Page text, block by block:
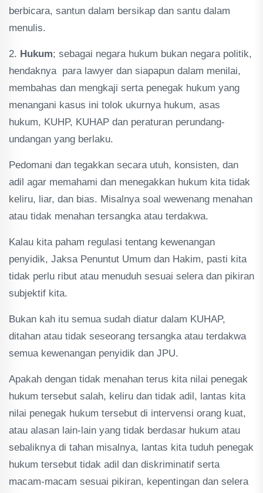
berbicara, santun dalam bersikap dan santu dalam
menulis.
2. Hukum; sebagai negara hukum bukan negara politik,
hendaknya para lawyer dan siapapun dalam menilai,
membahas dan mengkaji serta penegak hukum yang
menangani kasus ini tolok ukurnya hukum, asas
hukum, KUHP, KUHAP dan peraturan perundang-
undangan yang berlaku.
Pedomani dan tegakkan secara utuh, konsisten, dan
adil agar memahami dan menegakkan hukum kita tidak
keliru, liar, dan bias. Misalnya soal wewenang menahan
atau tidak menahan tersangka atau terdakwa.
Kalau kita paham regulasi tentang kewenangan
penyidik, Jaksa Penuntut Umum dan Hakim, pasti kita
tidak perlu ribut atau menuduh sesuai selera dan pikiran
subjektif kita.
Bukan kah itu semua sudah diatur dalam KUHAP,
ditahan atau tidak seseorang tersangka atau terdakwa
semua kewenangan penyidik dan JPU.
Apakah dengan tidak menahan terus kita nilai penegak
hukum tersebut salah, keliru dan tidak adil, lantas kita
nilai penegak hukum tersebut di intervensi orang kuat,
atau alasan lain-lain yang tidak berdasar hukum atau
sebaliknya di tahan misalnya, lantas kita tuduh penegak
hukum tersebut tidak adil dan diskriminatif serta
macam-macam sesuai pikiran, kepentingan dan selera